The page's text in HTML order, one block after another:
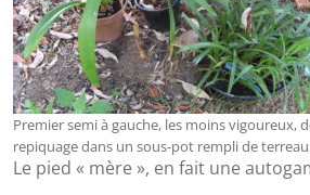
Premier semi à gauche, les moins vigoureux,
repiquage dans un sous-pot rempli de
Le pied « mère », en fait une